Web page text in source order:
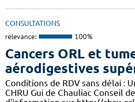
CONSULTATIONS
relevance: 100%
Cancers ORL et
aérodigestives
Conditions de RDV sans délai :
CHRU Gui de Chauliac Conseil